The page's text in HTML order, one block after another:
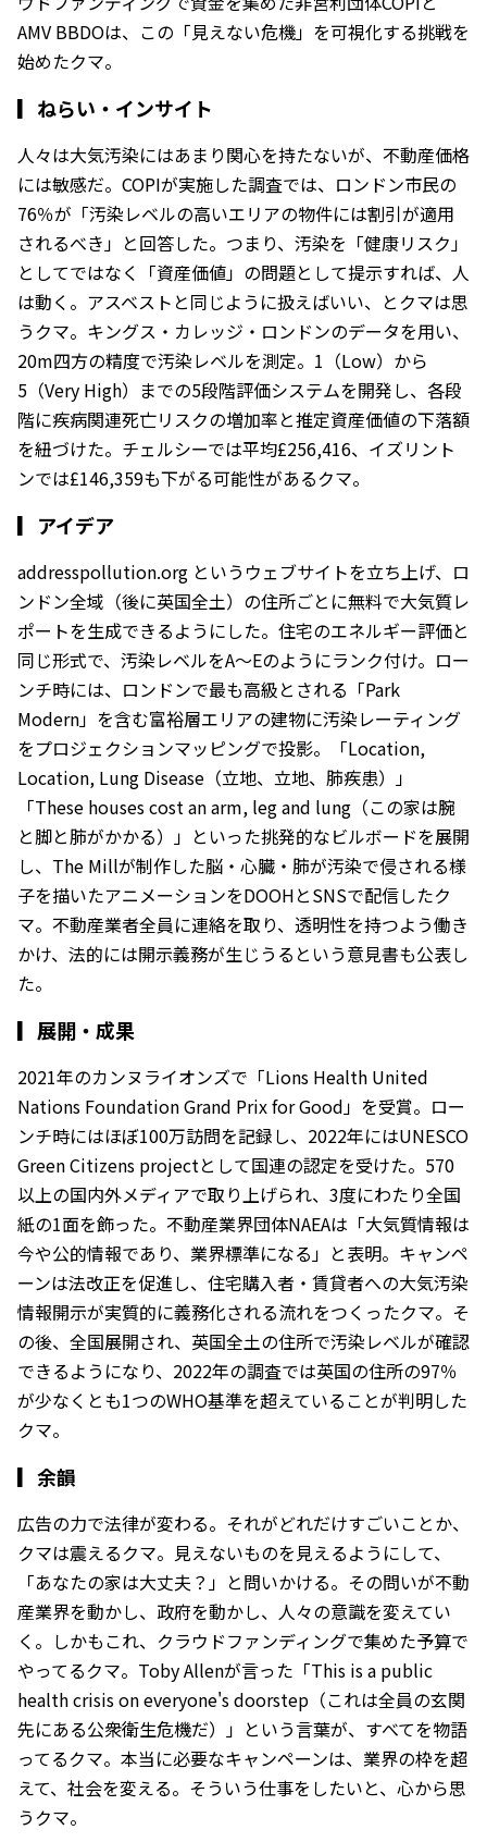
AMV BBDOは、この「見えない危機」を可視化する挑戦を
始めたクマ。
▎ ねらい・インサイト
人々は大気汚染にはあまり関心を持たないが、不動産価格
には敏感だ。COPIが実施した調査では、ロンドン市民の
76％が「汚染レベルの高いエリアの物件には割引が適用
されるべき」と回答した。つまり、汚染を「健康リスク」
としてではなく「資産価値」の問題として提示すれば、人
は動く。アスベストと同じように扱えばいい、とクマは思
うクマ。キングス・カレッジ・ロンドンのデータを用い、
20m四方の精度で汚染レベルを測定。1（Low）から
5（Very High）までの5段階評価システムを開発し、各段
階に疾病関連死亡リスクの増加率と推定資産価値の下落額
を紐づけた。チェルシーでは平均£256,416、イズリント
ンでは£146,359も下がる可能性があるクマ。
▎ アイデア
addresspollution.org というウェブサイトを立ち上げ、ロ
ンドン全域（後に英国全土）の住所ごとに無料で大気質レ
ポートを生成できるようにした。住宅のエネルギー評価と
同じ形式で、汚染レベルをA〜Eのようにランク付け。ロー
ンチ時には、ロンドンで最も高級とされる「Park
Modern」を含む富裕層エリアの建物に汚染レーティング
をプロジェクションマッピングで投影。「Location,
Location, Lung Disease（立地、立地、肺疾患）」
「These houses cost an arm, leg and lung（この家は腕
と脚と肺がかかる）」といった挑発的なビルボードを展開
し、The Millが制作した脳・心臓・肺が汚染で侵される様
子を描いたアニメーションをDOOHとSNSで配信したク
マ。不動産業者全員に連絡を取り、透明性を持つよう働き
かけ、法的には開示義務が生じうるという意見書も公表し
た。
▎ 展開・成果
2021年のカンヌライオンズで「Lions Health United
Nations Foundation Grand Prix for Good」を受賞。ロー
ンチ時にはほぼ100万訪問を記録し、2022年にはUNESCO
Green Citizens projectとして国連の認定を受けた。570
以上の国内外メディアで取り上げられ、3度にわたり全国
紙の1面を飾った。不動産業界団体NAEAは「大気質情報は
今や公的情報であり、業界標準になる」と表明。キャンペ
ーンは法改正を促進し、住宅購入者・賃貸者への大気汚染
情報開示が実質的に義務化される流れをつくったクマ。そ
の後、全国展開され、英国全土の住所で汚染レベルが確認
できるようになり、2022年の調査では英国の住所の97％
が少なくとも1つのWHO基準を超えていることが判明した
クマ。
▎ 余韻
広告の力で法律が変わる。それがどれだけすごいことか、
クマは震えるクマ。見えないものを見えるようにして、
「あなたの家は大丈夫？」と問いかける。その問いが不動
産業界を動かし、政府を動かし、人々の意識を変えてい
く。しかもこれ、クラウドファンディングで集めた予算で
やってるクマ。Toby Allenが言った「This is a public
health crisis on everyone's doorstep（これは全員の玄関
先にある公衆衛生危機だ）」という言葉が、すべてを物語
ってるクマ。本当に必要なキャンペーンは、業界の枠を超
えて、社会を変える。そういう仕事をしたいと、心から思
うクマ。